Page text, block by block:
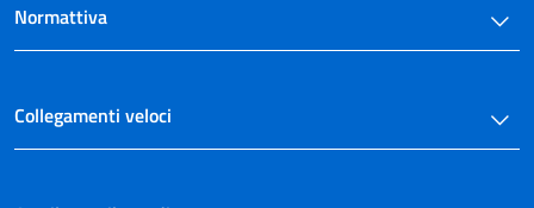
art. 38
art. 39
Normattiva
Collegamenti veloci